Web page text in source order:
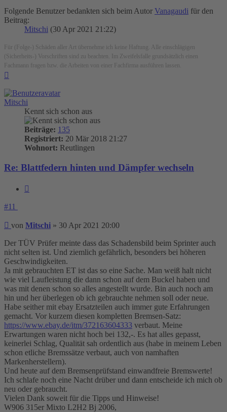
Folgende Benutzer bedankten sich beim Autor Vanagaudi für den
Beitrag:
Mitschi (30 Apr 2021 21:22)
Für (Folge-) Schäden aller Art übernehme ich keine Haftung. Alle einschlägigen
(Sicherheits-) Vorschriften sind zu beachten. Im Zweifelsfalle grundsätzlich einen
Fachmann fragen bzw. die Arbeiten von einer Fachfirma ausführen lassen.
Mitschi
Kennt sich schon aus
Beiträge: 135
Registriert: 20 Mär 2018 21:27
Wohnort: Reutlingen
Re: Blattfedern hinten und Dämpfer wechseln
#11
Beitrag
von Mitschi » 30 Apr 2021 20:00
Der TÜV Prüfer meinte dass das Schadensbild beim Sprinter auch
nicht selten ist. Und ziemlich gefährlich, besonders bei höheren
Geschwindigkeiten.
Ja mit gebrauchten ET ist das so eine Sache. Man weiß halt nicht
wie viel Laufleistung die dann schon auf dem Buckel haben und
was mit denen schon so alles angestellt wurde. Bin auch noch am
hin und her überlegen ob ich gebrauchte nehmen soll oder neue.
Habe seither mit ebay Ersatzteilen auch immer gute Erfahrungen
gemacht. Vor kurzem diesen kompletten Bremsen-Satz:
https://www.ebay.de/itm/372163604333 verbaut. Meine
Erwartungen waren nicht hoch bei 132,-. Es hat alles gepasst,
keinerlei Schlag, Qualität sah ordentlich aus (habe in meinem Leben
schon etliche Bremssätze verbaut, auch von namhaften
Markenherstellern).
Und heute auf dem Bremsenprüfstand einwandfreie Bremswerte!
Ich schlafe noch eine Nacht drüber und dann entscheide ich mich ob
neu oder gebraucht.
Vielen Dank soweit für die Tipps und Hinweise!
W906 315er Mixto L2H2 Bj 2006,